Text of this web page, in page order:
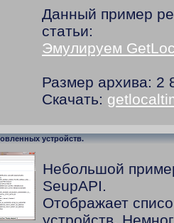
Данный пример
статьи:
Эмулируем
Размер архива: 2
Скачать:
устройств.
Небольшой
SeupAPI.
Отображает